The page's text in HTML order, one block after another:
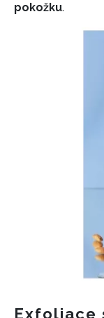
pokožku.
Exfoliace